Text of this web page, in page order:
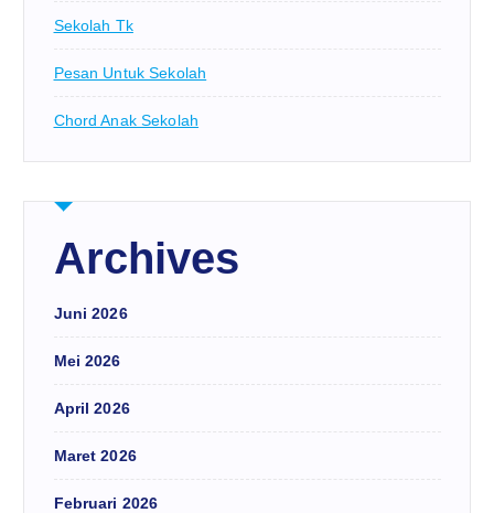
Sekolah Tk
Pesan Untuk Sekolah
Chord Anak Sekolah
Archives
Juni 2026
Mei 2026
April 2026
Maret 2026
Februari 2026